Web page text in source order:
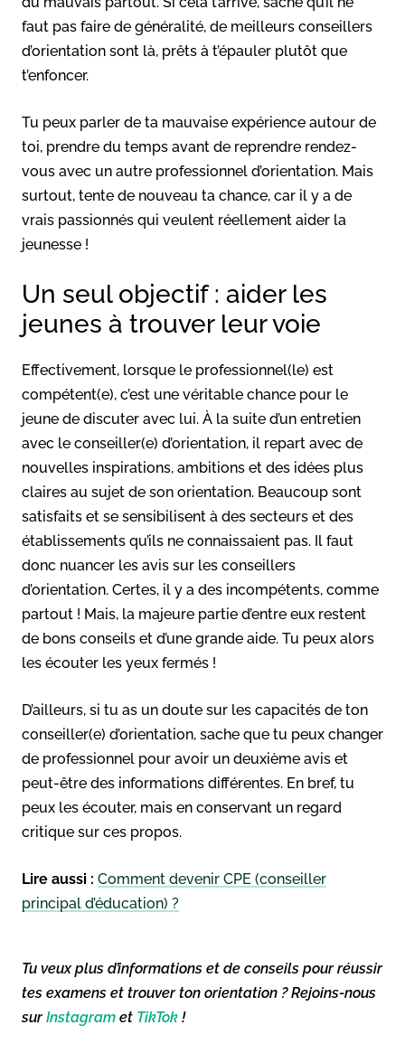
faut pas faire de généralité, de meilleurs conseillers
d’orientation sont là, prêts à t’épauler plutôt que
t’enfoncer.
Tu peux parler de ta mauvaise expérience autour de
toi, prendre du temps avant de reprendre rendez-
vous avec un autre professionnel d’orientation. Mais
surtout, tente de nouveau ta chance, car il y a de
vrais passionnés qui veulent réellement aider la
jeunesse !
Un seul objectif : aider les
jeunes à trouver leur voie
Effectivement, lorsque le professionnel(le) est
compétent(e), c’est une véritable chance pour le
jeune de discuter avec lui. À la suite d’un entretien
avec le conseiller(e) d’orientation, il repart avec de
nouvelles inspirations, ambitions et des idées plus
claires au sujet de son orientation. Beaucoup sont
satisfaits et se sensibilisent à des secteurs et des
établissements qu’ils ne connaissaient pas. Il faut
donc nuancer les avis sur les conseillers
d’orientation. Certes, il y a des incompétents, comme
partout ! Mais, la majeure partie d’entre eux restent
de bons conseils et d’une grande aide. Tu peux alors
les écouter les yeux fermés !
D’ailleurs, si tu as un doute sur les capacités de ton
conseiller(e) d’orientation, sache que tu peux changer
de professionnel pour avoir un deuxième avis et
peut-être des informations différentes. En bref, tu
peux les écouter, mais en conservant un regard
critique sur ces propos.
Lire aussi : Comment devenir CPE (conseiller
principal d’éducation) ?
Tu veux plus d’informations et de conseils pour réussir
tes examens et trouver ton orientation ? Rejoins-nous
surInstagram et TikTok !